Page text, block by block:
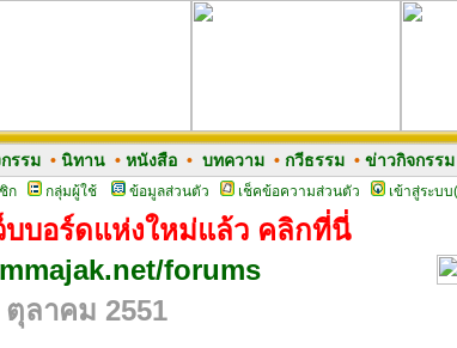
รรม• นิทาน• หนังสือ• บทความ• กวีธรรม• ข่าวกิจกรรม
ก กลุ่มผู้ใช้ ข้อมูลส่วนตัว เช็คข้อความส่วนตัว เข้าสู่ระบ
บบอร์ดแห่งใหม่แล้ว คลิกที่นี่
forums
ตุลาคม 2551